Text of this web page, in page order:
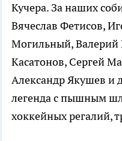
Кучера. За наших
Вячеслав Фетисов,
Могильный, Валерий
Касатонов, Сергей
Александр Якушев и
легенда с пышным
хоккейных регалий,